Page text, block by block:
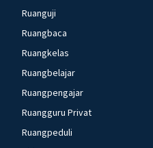
Ruanguji
Ruangbaca
Ruangkelas
Ruangbelajar
Ruangpengajar
Ruangguru Privat
Ruangpeduli